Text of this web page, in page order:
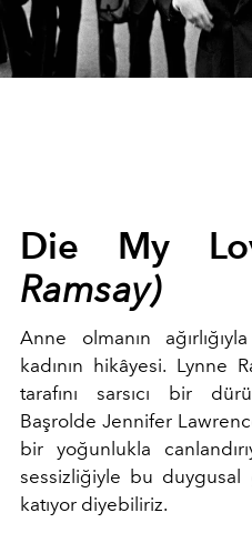
Die My
Ramsay)
Anne olmanın
kadının hikâyesi. Lynne
tarafını sarsıcı bir
Başrolde Jennifer
bir yoğunlukla
sessizliğiyle bu
katıyor diyebiliriz.